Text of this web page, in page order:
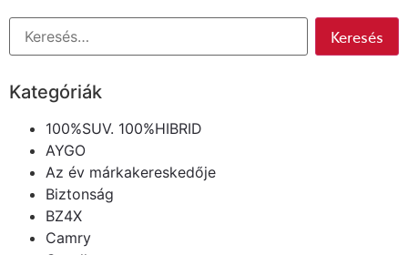
Kategóriák
100%SUV. 100%HIBRID
AYGO
Az év márkakereskedője
Biztonság
BZ4X
Camry